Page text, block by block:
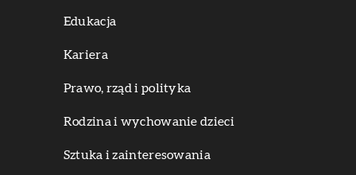
Edukacja
Kariera
Prawo, rząd i polityka
Rodzina i wychowanie dzieci
Sztuka i zainteresowania